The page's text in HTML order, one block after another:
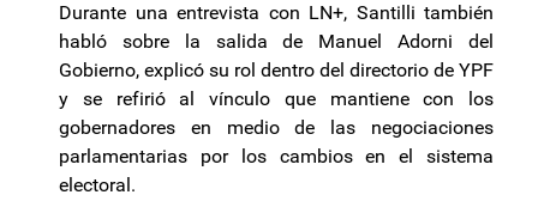
Durante una entrevista con LN+, Santilli también
habló sobre la salida de Manuel Adorni del
Gobierno, explicó su rol dentro del directorio de YPF
y se refirió al vínculo que mantiene con los
gobernadores en medio de las negociaciones
parlamentarias por los cambios en el sistema
electoral.